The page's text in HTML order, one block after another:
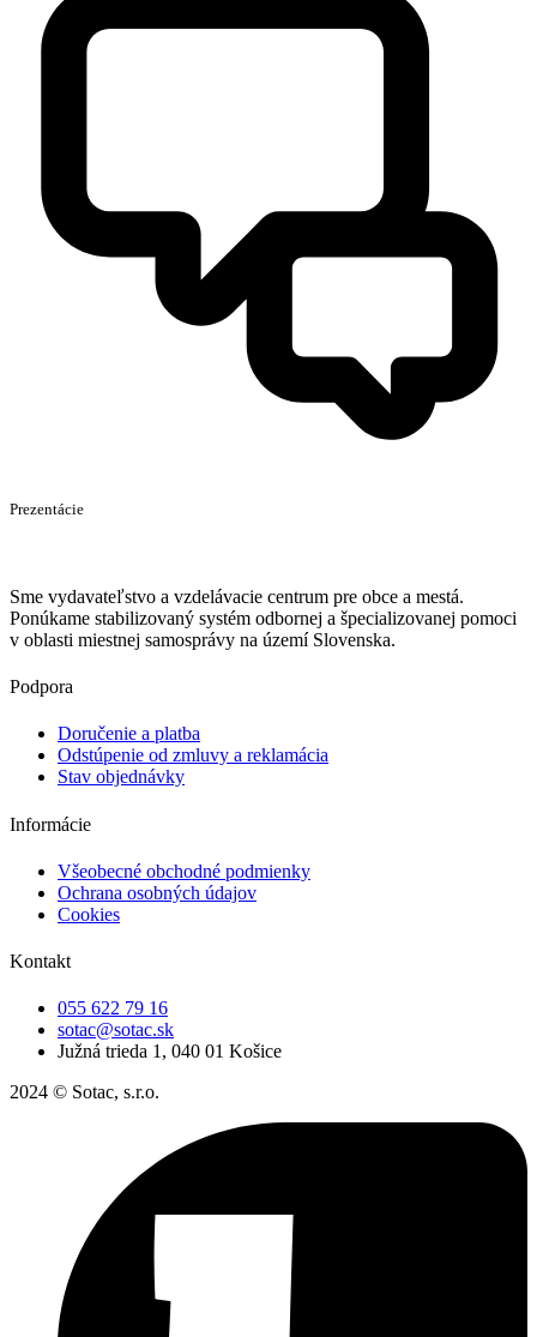
Prezentácie
Sme vydavateľstvo a vzdelávacie centrum pre obce a mestá.
Ponúkame stabilizovaný systém odbornej a špecializovanej pomoci
v oblasti miestnej samosprávy na území Slovenska.
Podpora
Doručenie a platba
Odstúpenie od zmluvy a reklamácia
Stav objednávky
Informácie
Všeobecné obchodné podmienky
Ochrana osobných údajov
Cookies
Kontakt
055 622 79 16
sotac@sotac.sk
Južná trieda 1, 040 01 Košice
2024 © Sotac, s.r.o.